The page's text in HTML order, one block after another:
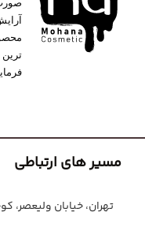
مسیر های ارتباطی
تهران، خیابان ولیعصر،